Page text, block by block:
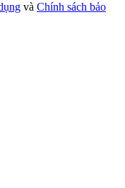
và Chính sách bảo